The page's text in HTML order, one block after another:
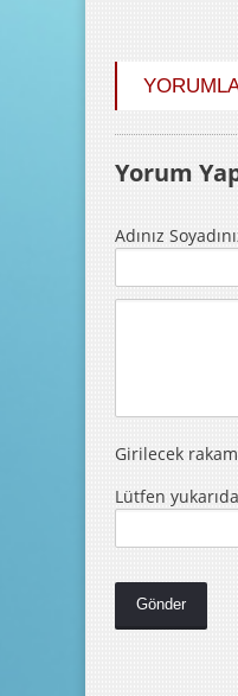
Yorum
Adınız
Girilecek
Lütfen